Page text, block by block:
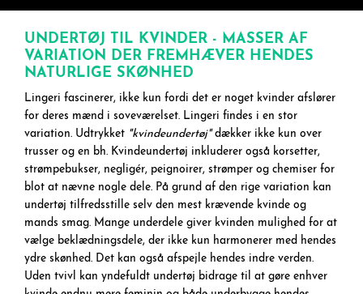
UNDERTØJ TIL KVINDER - MASSER AF
VARIATION DER FREMHÆVER HENDES
NATURLIGE SKØNHED
Lingeri fascinerer, ikke kun fordi det er noget kvinder afslører
for deres mænd i soveværelset. Lingeri findes i en stor
variation. Udtrykket "kvindeundertøj"dækker ikke kun over
trusser og en bh. Kvindeundertøj inkluderer også korsetter,
strømpebukser, negligér, peignoirer, strømper og chemiser for
blot at nævne nogle dele. På grund af den rige variation kan
undertøj tilfredsstille selv den mest krævende kvinde og
mands smag. Mange underdele giver kvinden mulighed for at
vælge beklædningsdele, der ikke kun harmonerer med hendes
ydre skønhed. Det kan også afspejle hendes indre verden.
Uden tvivl kan yndefuldt undertøj bidrage til at gøre enhver